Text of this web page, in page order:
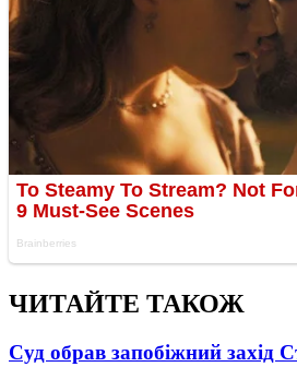
ЧИТАЙТЕ ТАКОЖ
Суд обрав запобіжний захід